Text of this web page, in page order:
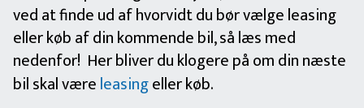
ved at finde ud af hvorvidt du bør vælge leasing
eller køb af din kommende bil, så læs med
nedenfor! Her bliver du klogere på om din næste
bil skal væreleasingeller køb.